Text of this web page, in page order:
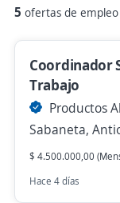
5 ofertas de empleo
Coordinador
Trabajo
Productos
Sabaneta,
$ 4.500.000,00
Hace 4 días